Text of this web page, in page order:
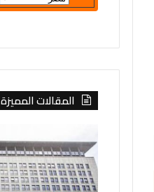
المقالات المميزة
تفرض
إجراءات
مضادة
على